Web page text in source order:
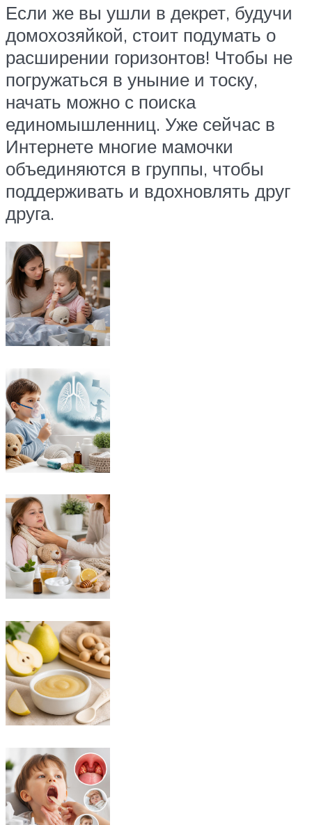
Если же вы ушли в декрет, будучи
домохозяйкой, стоит подумать о
расширении горизонтов! Чтобы не
погружаться в уныние и тоску,
начать можно с поиска
единомышленниц. Уже сейчас в
Интернете многие мамочки
объединяются в группы, чтобы
поддерживать и вдохновлять друг
друга.